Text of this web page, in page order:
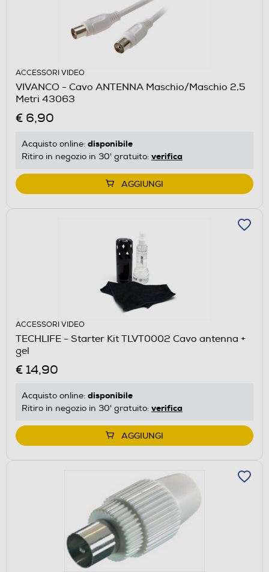
ACCESSORI VIDEO
VIVANCO - Cavo ANTENNA Maschio/Maschio 2,5
Metri 43063
€ 6,90
Acquisto online: disponibile
Ritiro in negozio in 30' gratuito: verifica
AGGIUNGI
ACCESSORI VIDEO
TECHLIFE - Starter Kit TLVT0002 Cavo antenna +
gel
€ 14,90
Acquisto online: disponibile
Ritiro in negozio in 30' gratuito: verifica
AGGIUNGI